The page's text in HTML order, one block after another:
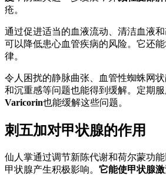
疮。
通过促进适当的血液流动、清洁血液
可以降低患心血管疾病的风险。它还
律。
令人困扰的静脉曲张、血管性蜘蛛网
和沉重感等问题也能得到缓解。定期
Varicorin也能缓解这些问题。
刺五加对甲状腺的作用
仙人掌通过调节新陈代谢和荷尔蒙功
甲状腺产生积极影响。 它能使甲状腺